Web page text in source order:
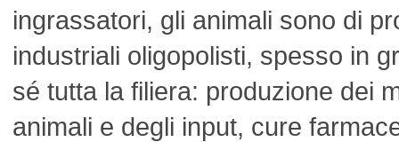
ingrassatori, gli animali sono di
industriali oligopolisti, spesso in
sé tutta la filiera: produzione dei
animali e degli input, cure